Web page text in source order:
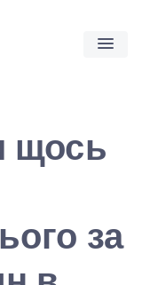
щось
за